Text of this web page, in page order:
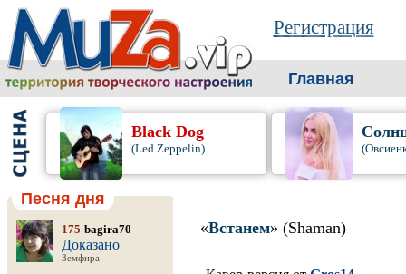
Регистрация
Главная
Black Dog
(Led Zeppelin)
Песня дня
175 bagira70
Доказано
Земфира
«Встанем» (Shaman)